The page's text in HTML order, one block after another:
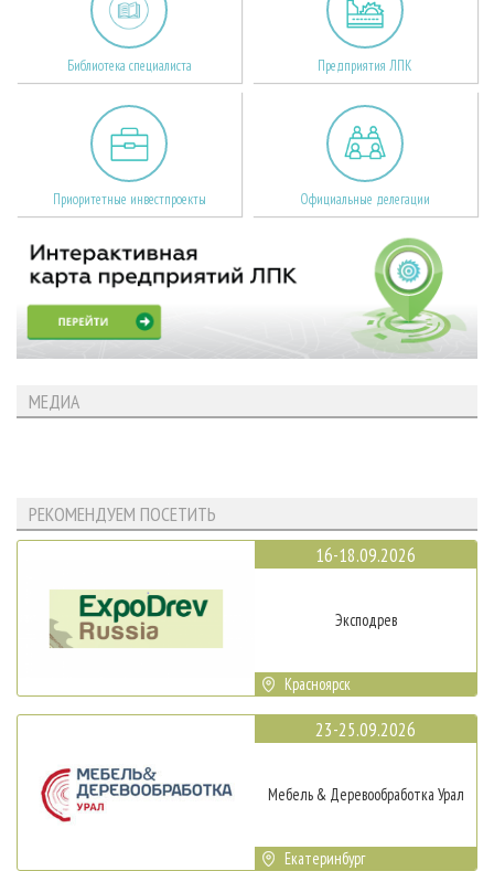
Библиотека специалиста Предприятия ЛПК
Приоритетные инвестпроекты Официальные делегации
МЕДИА
РЕКОМЕНДУЕМ ПОСЕТИТЬ
16-18.09.2026
Эксподрев
Красноярск
23-25.09.2026
Мебель & Деревообработка Урал
Екатеринбург